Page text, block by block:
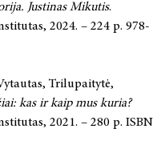
Justinas Mikutis.
2024. – 224 p. 978-
Trilupaitytė,
kas ir kaip mus kuria?
2021. – 280 p. ISBN